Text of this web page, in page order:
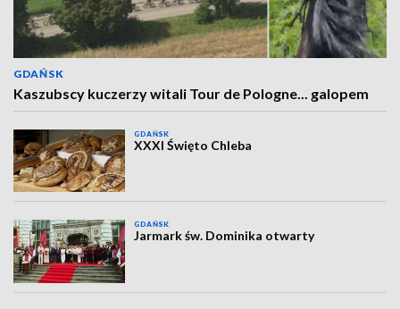
GDAŃSK
Kaszubscy kuczerzy witali Tour de Pologne... galopem
GDAŃSK
XXXI Święto Chleba
GDAŃSK
Jarmark św. Dominika otwarty